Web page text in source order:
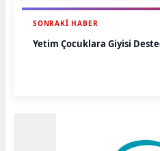
SONRAKI HABER
Yetim Çocuklara Giyisi